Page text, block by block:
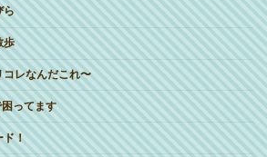
ら
歩
レなんだこれ〜
ってます
ド！